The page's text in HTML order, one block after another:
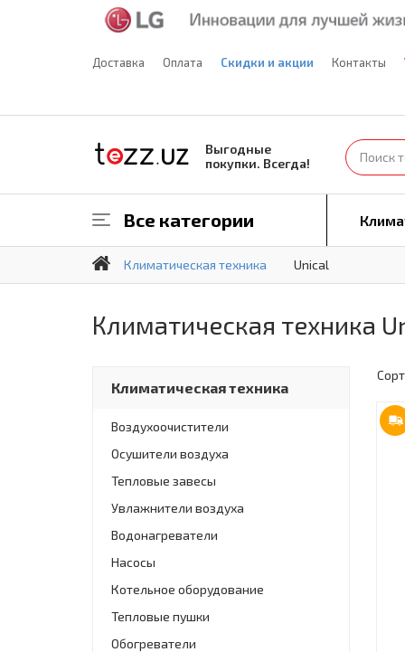
Доставка Оплата Скидки и акции Контакты
Выгодные
покупки. Всегда!
Все категории
Климатическая техника Unical
Климатическая техника
Климатическая техника
Воздухоочистители
Осушители воздуха
Тепловые завесы
Увлажнители воздуха
Водонагреватели
Насосы
Котельное оборудование
Тепловые пушки
Обогреватели